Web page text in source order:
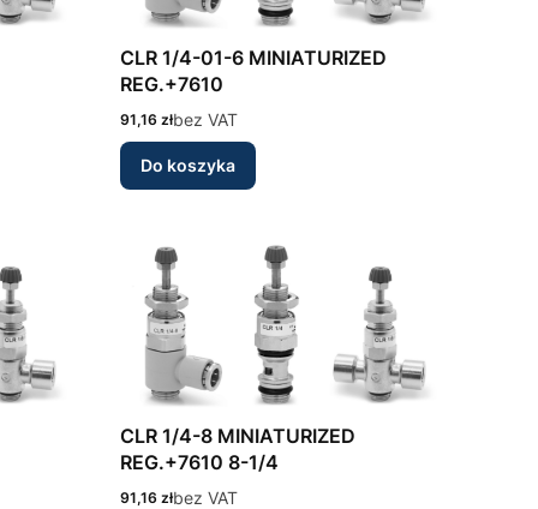
CLR 1/4-01-6 MINIATURIZED
REG.+7610
Cena
91,16 złbez VAT
Do koszyka
CLR 1/4-8 MINIATURIZED
REG.+7610 8-1/4
Cena
91,16 złbez VAT